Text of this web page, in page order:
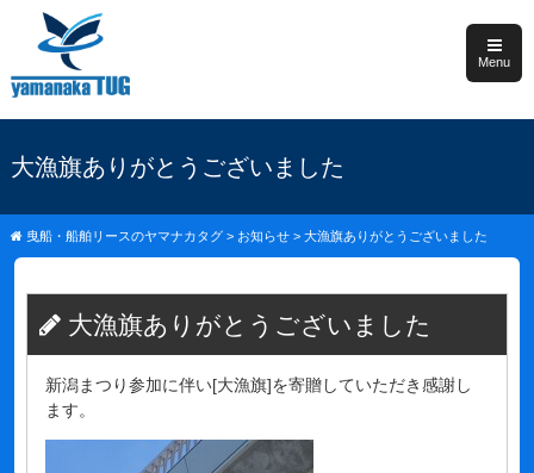
Menu
大漁旗ありがとうございました
曳船・船舶リースのヤマナカタグ> お知らせ> 大漁旗ありがとうございました
大漁旗ありがとうございました
新潟まつり参加に伴い[大漁旗]を寄贈していただき感謝し
ます。